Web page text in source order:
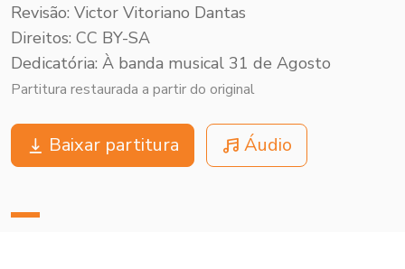
Revisão: Victor Vitoriano Dantas
Direitos: CC BY-SA
Dedicatória: À banda musical 31 de Agosto
Partitura restaurada a partir do original
Baixar partitura Áudio